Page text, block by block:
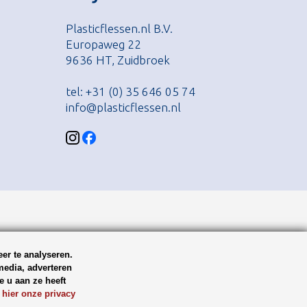
Plasticflessen.nl B.V.
Europaweg 22
9636 HT, Zuidbroek
tel: +31 (0) 35 646 05 74
info@plasticflessen.nl
te analyseren.
adverteren
u aan ze heeft
onze privacy